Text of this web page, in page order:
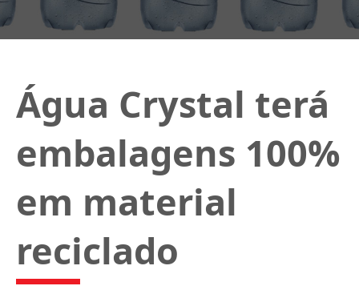
Água Crystal terá
embalagens 100%
em material
reciclado